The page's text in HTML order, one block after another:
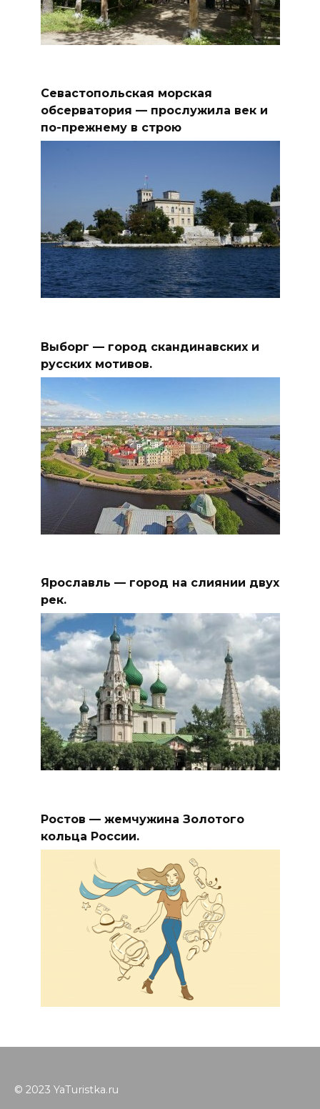
Севастопольская морская
обсерватория — прослужила век и
по-прежнему в строю
Выборг — город скандинавских и
русских мотивов.
Ярославль — город на слиянии двух
рек.
Ростов — жемчужина Золотого
кольца России.
© 2023 YaTuristka.ru